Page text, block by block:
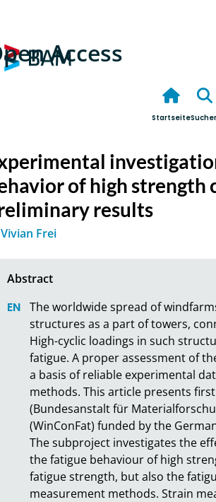
Access
Startseite
of high strength
results
Vivian Frei
The worldwide spread of
structures as a part of towers,
High-cyclic loadings in such
fatigue. A proper assessment of
a basis of reliable experimental
methods. This article presents
(Bundesanstalt für
(WinConFat) funded by the
The subproject investigates the
the fatigue behaviour of high
fatigue strength, but also the
measurement methods. Strain